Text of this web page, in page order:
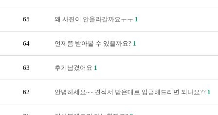
65 왜 사진이 안올라갈까요ㅜㅜ 1
64 언제쯤 받아볼 수 있을까요? 1
63 후기남겼어요 1
62 안녕하세요~~ 견적서 받은대로 입금해드리면 되나요?? 1